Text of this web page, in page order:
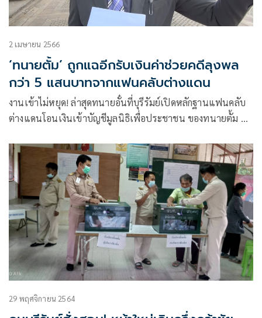
2 เมษายน 2566
‘ทนายตั้ม’ ถูกแฉอีกรับเงินค่าช่วยคดีลุงพล
กว่า 5 แสนบาทจากแฟนคลับต่างแดน
งานเข้าไม่หยุด! ล่าสุดทนายอั๋นที่บุรีรัมย์เปิดหลักฐานแฟนคลับ
ต่างแดนโอนเงินเข้าบัญชีมูลนิธิเพื่อประชาชน ของทนายตั้ม 5
ฐานบุกร้องสภาทนายฯ ตรวจสอบพฤติกรรมและพิจารณาลงโทษ
ตามระเบียบ เพราะทำให้วงการวิชาชีพทนายเสื่อมเสีย
29 พฤศจิกายน 2564